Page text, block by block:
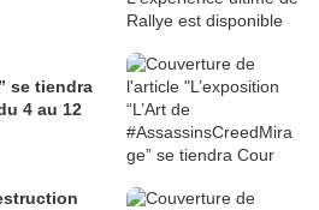
se tiendra
4 au 12